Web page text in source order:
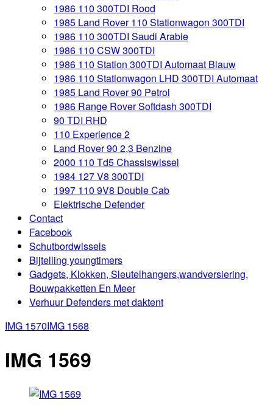
1986 110 300TDI Rood
1985 Land Rover 110 Stationwagon 300TDI
1986 110 300TDI Saudi Arabie
1986 110 CSW 300TDI
1986 110 Station 300TDI Automaat Blauw
1986 110 Stationwagon LHD 300TDI Automaat
1985 Land Rover 90 Petrol
1986 Range Rover Softdash 300TDI
90 TDI RHD
110 Experience 2
Land Rover 90 2,3 Benzine
2000 110 Td5 Chassiswissel
1984 127 V8 300TDI
1997 110 9V8 Double Cab
Elektrische Defender
Contact
Facebook
Schutbordwissels
Bijtelling youngtimers
Gadgets, Klokken, Sleutelhangers,wandversiering,
Bouwpakketten En Meer
Verhuur Defenders met daktent
IMG 1570IMG 1568
IMG 1569